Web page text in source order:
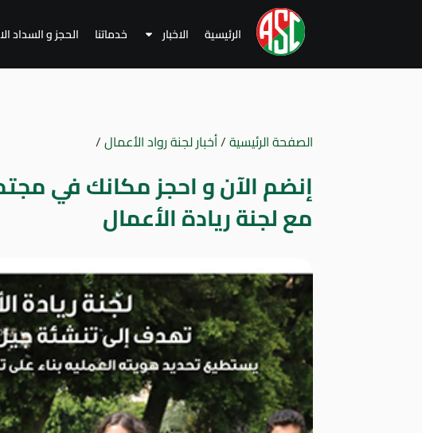
الرئيسية الاخبار خدماتنا الحجز و السداد
الصفحة الرئيسية/أخبار لجنة رواد الأعمال/
مع لجنة ريادة الأعمال